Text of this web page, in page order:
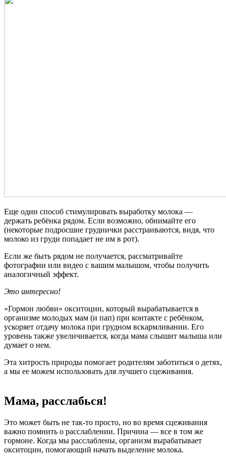
Еще один способ стимулировать выработку молока —
держать ребёнка рядом. Если возможно, обнимайте его
(некоторые подросшие груднички расстраиваются, видя, что
молоко из груди попадает не им в рот).
Если же быть рядом не получается, рассматривайте
фотографии или видео с вашим малышом, чтобы получить
аналогичный эффект.
Это интересно!
«Гормон любви» окситоцин, который вырабатывается в
организме молодых мам (и пап) при контакте с ребёнком,
ускоряет отдачу молока при грудном вскармливании. Его
уровень также увеличивается, когда мама слышит малыша или
думает о нем.
Эта хитрость природы помогает родителям заботиться о детях,
а мы ее можем использовать для лучшего сцеживания.
Мама, расслабься!
Это может быть не так-то просто, но во время сцеживания
важно помнить о расслаблении. Причина — все в том же
гормоне. Когда мы расслаблены, организм вырабатывает
окситоцин, помогающий начать выделение молока.